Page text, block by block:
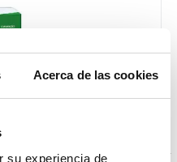
Acerca de las cookies
su experiencia de